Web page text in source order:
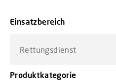
Einsatzbereich
Rettungsdienst
Produktkategorie